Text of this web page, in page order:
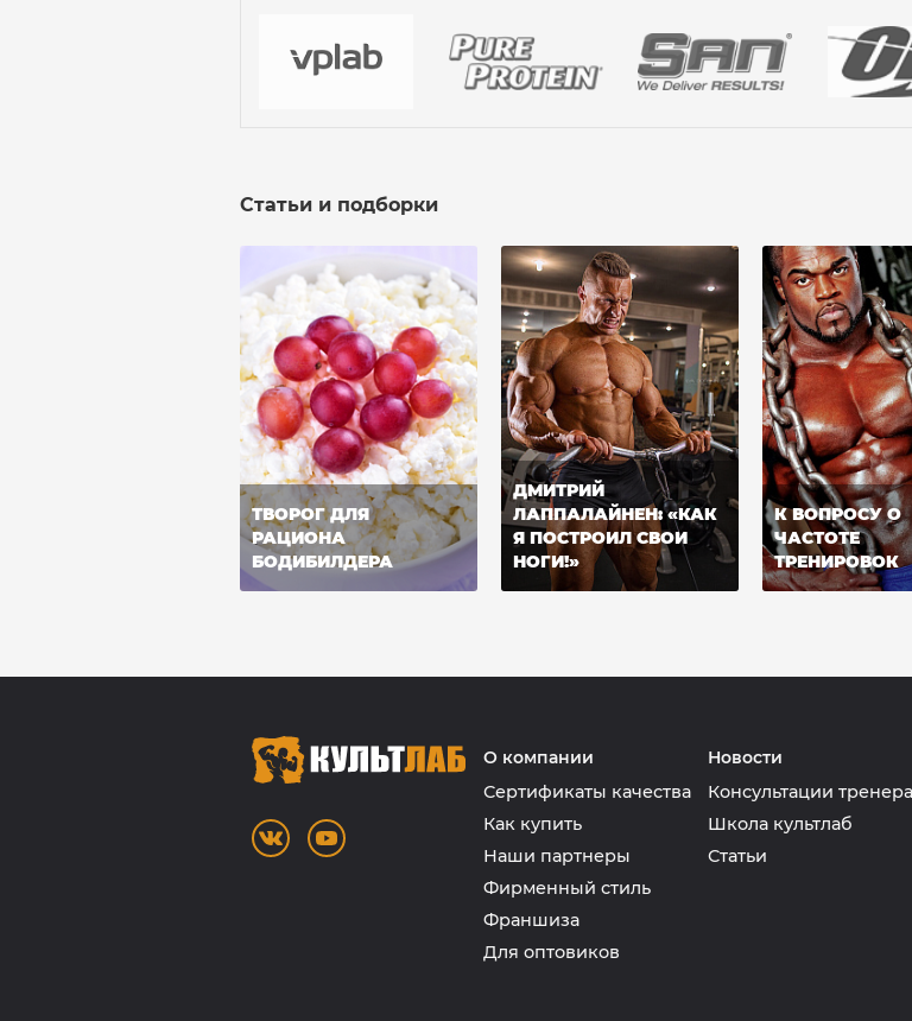
Статьи и подборки
ТВОРОГ ДЛЯ
РАЦИОНА
БОДИБИЛДЕРА
ДМИТРИЙ
ЛАППАЛАЙНЕН: «КАК
Я ПОСТРОИЛ СВОИ
НОГИ!»
К ВОПРОСУ О
ЧАСТОТЕ
ТРЕНИРОВОК
О компании
Сертификаты качества
Как купить
Наши партнеры
Фирменный стиль
Франшиза
Для оптовиков
Новости
Консультации тренера
Школа культлаб
Статьи